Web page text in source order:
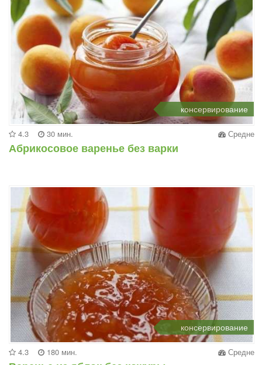
консервирование
4.3 30 мин. Средне
Абрикосовое варенье без варки
консервирование
4.3 180 мин. Средне